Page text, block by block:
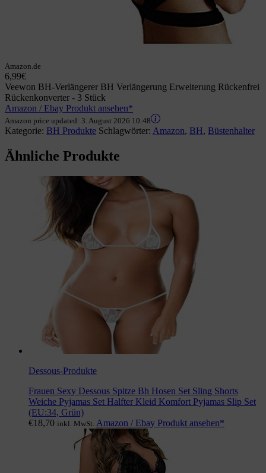
Amazon.de
6,99€
Veewon BH-Verlängerer BH Verlängerung Erweiterung Rückenfrei
Rückenkonverter - 3 Stück
Amazon / Ebay Produkt ansehen*
Amazon price updated: 3. August 2026 10:48
Kategorie: BH Produkte Schlagwörter: Amazon, BH, Büstenhalter
Ähnliche Produkte
Dessous-Produkte
Frauen Sexy Dessous Spitze Bh Hosen Set Sling Shorts
Weiche Pyjamas Set Halfter Kleid Komfort Pyjamas Slip Set
(EU:34, Grün)
€18,70 inkl. MwSt. Amazon / Ebay Produkt ansehen*